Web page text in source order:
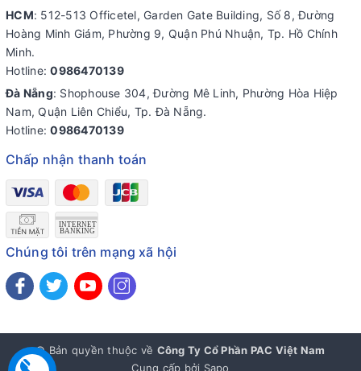
HCM: 512-513 Officetel, Garden Gate Building, Số 8, Đường
Hoàng Minh Giám, Phường 9, Quận Phú Nhuận, Tp. Hồ Chính
Minh.
Hotline:0986470139
Đà Nẵng: Shophouse 304, Đường Mê Linh, Phường Hòa Hiệp
Nam, Quận Liên Chiểu, Tp. Đà Nẵng.
Hotline:0986470139
Chấp nhận thanh toán
Chúng tôi trên mạng xã hội
© Bản quyền thuộc về Công Ty Cổ Phần PAC Việt Nam
Cung cấp bởi Sapo